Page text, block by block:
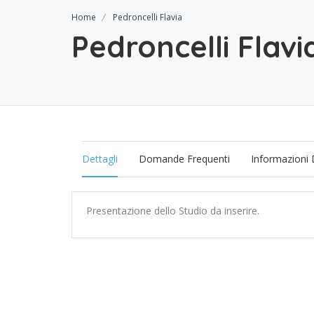
Home Pedroncelli Flavia
Pedroncelli
Dettagli Domande Frequenti Informazioni
Presentazione dello Studio da inserire.